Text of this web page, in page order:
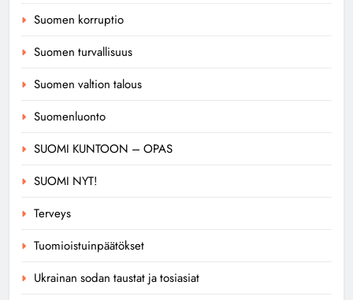
Suomen korruptio
Suomen turvallisuus
Suomen valtion talous
Suomenluonto
SUOMI KUNTOON – OPAS
SUOMI NYT!
Terveys
Tuomioistuinpäätökset
Ukrainan sodan taustat ja tosiasiat